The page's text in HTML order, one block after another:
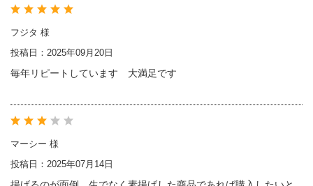
フジタ 様
投稿日：2025年09月20日
毎年リピートしています 大満足です
マーシー 様
投稿日：2025年07月14日